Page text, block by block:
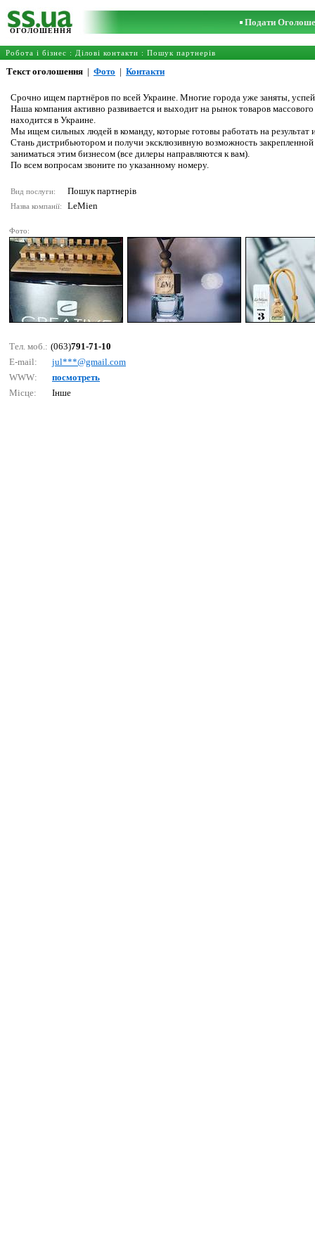
ОГОЛОШЕННЯ
Подати
Робота і бізнес : Ділові контакти : Пошук партнерів
Текст оголошення | Фото | Контакти
Срочно ищем партнёров по всей Украине. Многие города уже заняты,
Наша компания активно развивается и выходит на рынок товаров
находится в Украине.
Мы ищем сильных людей в команду, которые готовы работать на результат
Стань дистрибьютором и получи эксклюзивную возможность
заниматься этим бизнесом (все дилеры направляются к вам).
По всем вопросам звоните по указанному номеру.
Вид послуги: Пошук партнерів
Назва компанії: LeMien
Фото:
Тел. моб.: (063)791-71-10
E-mail:
jul***@gmаil.соm
WWW:
посмотреть
Місце:
Інше